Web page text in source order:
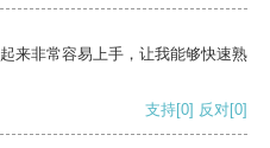
来非常容易上手，让我能够快速熟
支持[0] 反对[0]